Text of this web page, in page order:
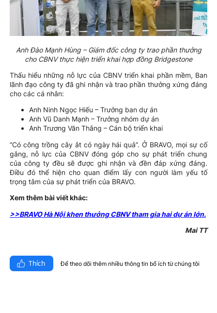
Anh Đào Mạnh Hùng – Giám đốc công ty trao phần thưởng
cho CBNV thực hiện triển khai hợp đồng Bridgestone
Thấu hiểu những nỗ lực của CBNV triển khai phần mềm, Ban
lãnh đạo công ty đã ghi nhận và trao phần thưởng xứng đáng
cho các cá nhân:
Anh Ninh Ngọc Hiếu – Trưởng ban dự án
Anh Vũ Danh Mạnh – Trưởng nhóm dự án
Anh Trương Văn Thắng – Cán bộ triển khai
“Có công trồng cây ắt có ngày hái quả”. Ở BRAVO, mọi sự cố
gắng, nỗ lực của CBNV đóng góp cho sự phát triển chung
của công ty đều sẽ được ghi nhận và đền đáp xứng đáng.
Điều đó thể hiện cho quan điểm lấy con người làm yếu tố
trọng tâm của sự phát triển của BRAVO.
Xem thêm bài viết khác:
>>BRAVO Hà Nội khen thưởng CBNV tham gia hai dự án lớn.
Mai TT
Thích Để theo dõi thêm nhiều thông tin bổ ích từ chúng tôi​